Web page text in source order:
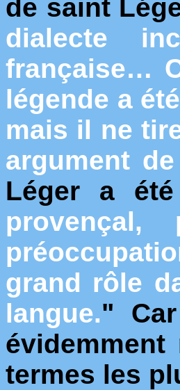
de saint
dialecte
française…
légende a
mais il ne
argument
Léger a
grand rôle
langue."
termes les